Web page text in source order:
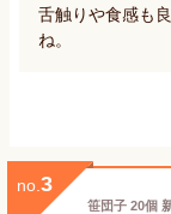
舌触りや食感も
ね。
no. 3